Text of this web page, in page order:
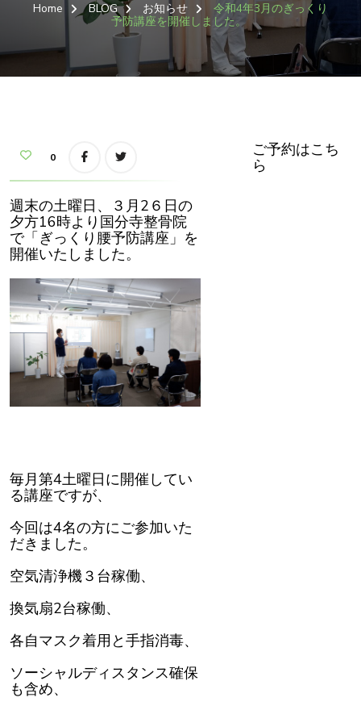
4
年
3
月
の
ぎ
っ
を
開
Home BLOG お知らせ
令和4年3月のぎっくり
予防講座を開催しました。
0
週末の土曜日、３月2６日の
夕方16時より国分寺整骨院
で「ぎっくり腰予防講座」を
開催いたしました。
毎月第4土曜日に開催してい
る講座ですが、
今回は4名の方にご参加いた
だきました。
空気清浄機３台稼働、
換気扇2台稼働、
各自マスク着用と手指消毒、
ソーシャルディスタンス確保
も含め、
ご予約はこち
ら